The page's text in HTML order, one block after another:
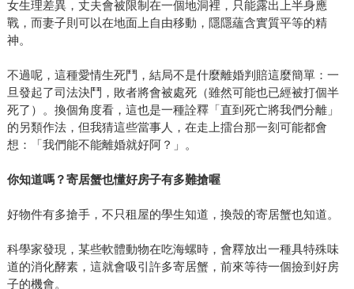
女生理差異，丈夫會被限制在一個地洞裡，只能露出上半身應
戰，而妻子則可以在地面上自由移動，隱隱蘊含實質平等的精
神。
不過呢，這種愛情生死鬥，結局不是什麼離婚判賠這麼簡單：一
旦發起了司法決鬥，敗者將會被處死（雖然可能也已經被打個半
死了）。換個角度看，這也是一種詮釋「直到死亡將我們分離」
的另類作法，但我猜這些當事人，在走上擂台那一刻可能都會
想：「我們能不能離婚就好阿？」。
你知道嗎？寄居蟹也懂好房子有多難搶喔
好物件有多搶手，不只租屋的學生知道，換殼的寄居蟹也知道。
科學家發現，某些軟體動物在吃海螺時，會釋放出一種具特殊味
道的消化酵素，這就會吸引許多寄居蟹，前來等待一個撿到好房
子的機會。